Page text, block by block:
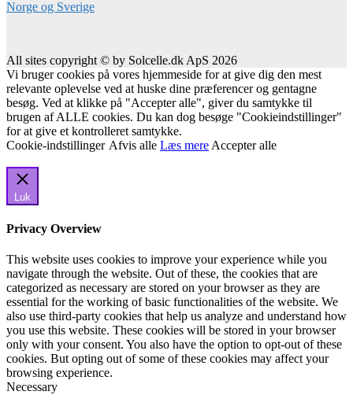
All sites copyright © by Solcelle.dk ApS 2026
Vi bruger cookies på vores hjemmeside for at give dig den mest
relevante oplevelse ved at huske dine præferencer og gentagne
besøg. Ved at klikke på "Accepter alle", giver du samtykke til
brugen af ALLE cookies. Du kan dog besøge "Cookieindstillinger"
for at give et kontrolleret samtykke.
Cookie-indstillinger Afvis alle Læs mere Accepter alle
Luk
Privacy Overview
This website uses cookies to improve your experience while you
navigate through the website. Out of these, the cookies that are
categorized as necessary are stored on your browser as they are
essential for the working of basic functionalities of the website. We
also use third-party cookies that help us analyze and understand how
you use this website. These cookies will be stored in your browser
only with your consent. You also have the option to opt-out of these
cookies. But opting out of some of these cookies may affect your
browsing experience.
Necessary